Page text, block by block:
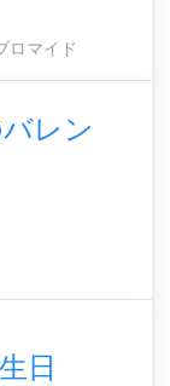
ロマイド
レン
日